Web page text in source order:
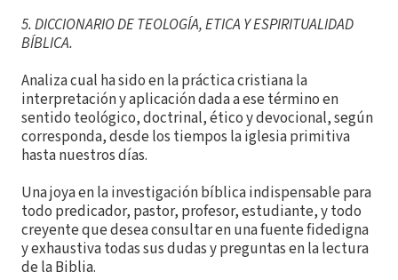
5. DICCIONARIO DE TEOLOGÍA, ETICA Y ESPIRITUALIDAD
BÍBLICA.
Analiza cual ha sido en la práctica cristiana la
interpretación y aplicación dada a ese término en
sentido teológico, doctrinal, ético y devocional, según
corresponda, desde los tiempos la iglesia primitiva
hasta nuestros días.
Una joya en la investigación bíblica indispensable para
todo predicador, pastor, profesor, estudiante, y todo
creyente que desea consultar en una fuente fidedigna
y exhaustiva todas sus dudas y preguntas en la lectura
de la Biblia.